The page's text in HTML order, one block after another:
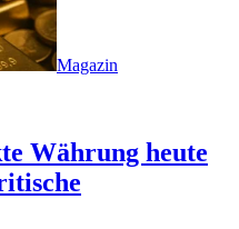
Magazin
Währung heute